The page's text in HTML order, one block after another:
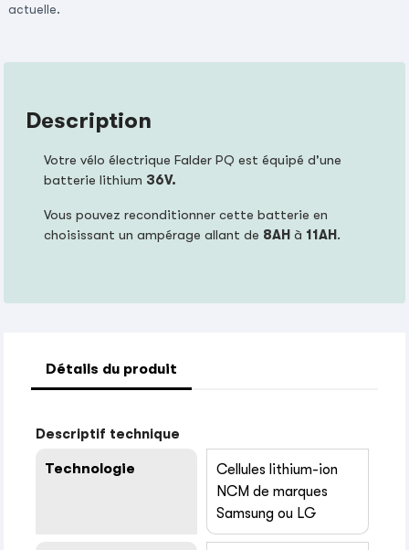
actuelle.
Description
Votre vélo électrique Falder PQ est équipé d'une
batterie lithium 36V.
Vous pouvez reconditionner cette batterie en
choisissant un ampérage allant de 8AH à 11AH.
Détails du produit
Descriptif technique
Technologie
Cellules lithium-ion
NCM de marques
Samsung ou LG